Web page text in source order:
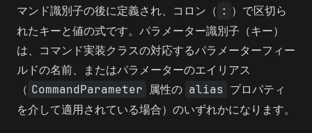
マンド識別子の後に定義され、コロン（ : ）で区切ら
れたキーと値の式です。パラメーター識別子（キー）
は、コマンド実装クラスの対応するパラメーターフィー
ルドの名前、またはパラメーターのエイリアス
（ CommandParameter 属性の alias プロパティ
を介して適用されている場合）のいずれかになります。